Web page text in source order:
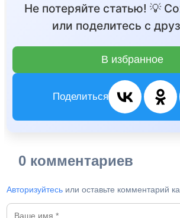
Не потеряйте статью! 💡
или поделитесь с
В избранное
Поделиться
0 комментариев
Авторизуйтесь или оставьте комментарий